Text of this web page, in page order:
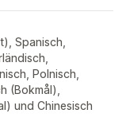
Spanisch,
Polnisch,
(Bokmål),
und Chinesisch